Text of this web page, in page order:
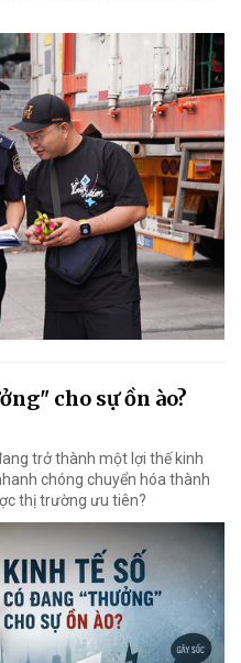
cho sự ồn ào?
trở thành một lợi thế kinh
chóng chuyển hóa thành
thị trường ưu tiên?